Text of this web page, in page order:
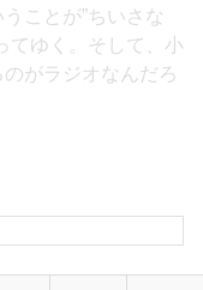
ことが”ちいさな
てゆく。そして、小
がラジオなんだろ